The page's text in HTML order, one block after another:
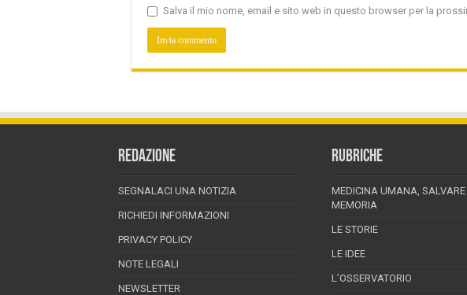
Salva il mio nome, email e sito web in questo browser per la
REDAZIONE
SEGNALACI UNA NOTIZIA
RICHIEDI INFORMAZIONI
PRIVACY POLICY
NOTE LEGALI
NEWSLETTER
RUBRICHE
MEDICINA UMANA,
MEMORIA
LE STORIE
LE IDEE
L’OSSERVATORIO